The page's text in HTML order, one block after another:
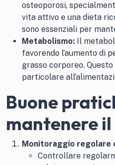
osteoporosi,
vita attivo e una dieta
sono essenziali per
Metabolismo: Il
favorendo l’aumento di
grasso corporeo.
particolare
Buone
mantenere il
Monitoraggio regolare
Controllare